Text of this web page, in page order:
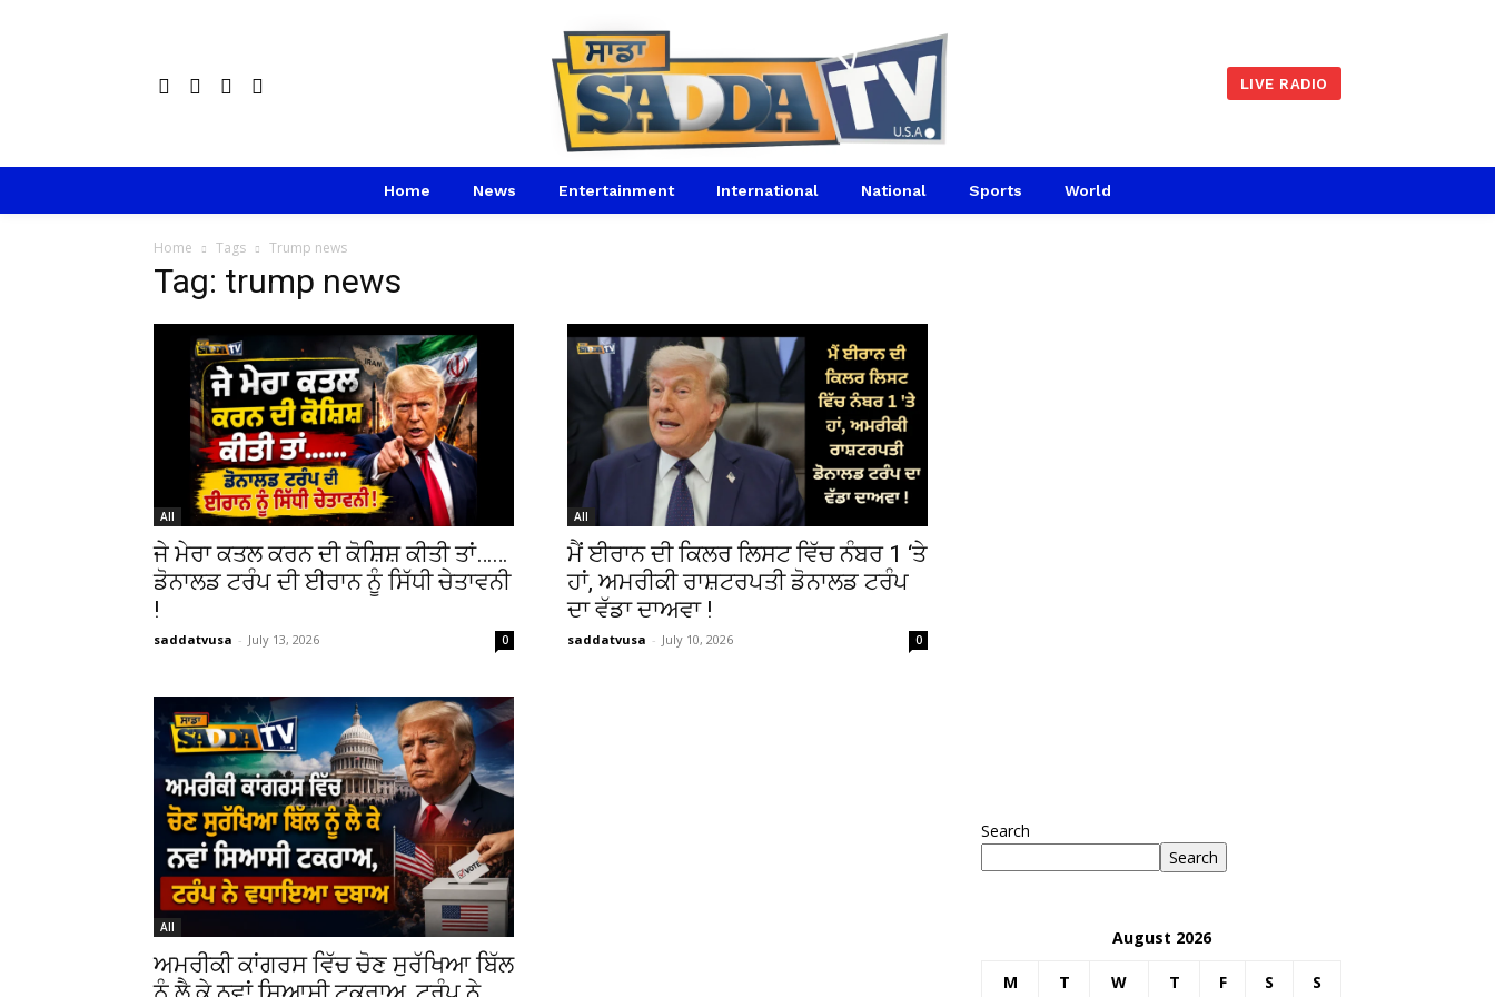
LIVE RADIO
Home News Entertainment International National Sports World
Home Tags Trump news
Tag: trump news
All
ਜੇ ਮੇਰਾ ਕਤਲ ਕਰਨ ਦੀ ਕੋਸ਼ਿਸ਼ ਕੀਤੀ ਤਾਂ……
ਡੋਨਾਲਡ ਟਰੰਪ ਦੀ ਈਰਾਨ ਨੂੰ ਸਿੱਧੀ ਚੇਤਾਵਨੀ
!
saddatvusa - July 13, 2026 0
All
ਮੈਂ ਈਰਾਨ ਦੀ ਕਿਲਰ ਲਿਸਟ ਵਿੱਚ ਨੰਬਰ 1 ‘ਤੇ
ਹਾਂ, ਅਮਰੀਕੀ ਰਾਸ਼ਟਰਪਤੀ ਡੋਨਾਲਡ ਟਰੰਪ
ਦਾ ਵੱਡਾ ਦਾਅਵਾ !
saddatvusa - July 10, 2026 0
All
ਅਮਰੀਕੀ ਕਾਂਗਰਸ ਵਿੱਚ ਚੋਣ ਸੁਰੱਖਿਆ ਬਿੱਲ
Search
Search
August 2026
M T W T F S S